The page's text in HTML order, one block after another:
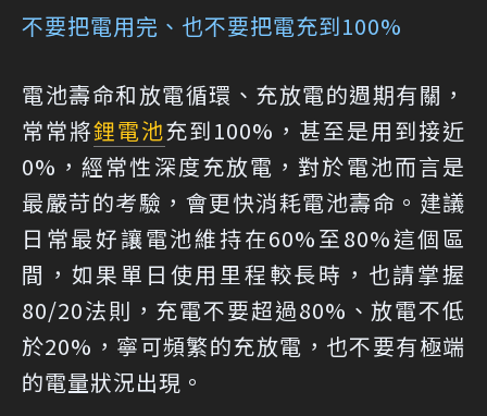
不要把電用完、也不要把電充到100%
電池壽命和放電循環、充放電的週期有關，
常常將鋰電池充到100%，甚至是用到接近
0%，經常性深度充放電，對於電池而言是
最嚴苛的考驗，會更快消耗電池壽命。建議
日常最好讓電池維持在60%至80%這個區
間，如果單日使用里程較長時，也請掌握
80/20法則，充電不要超過80%、放電不低
於20%，寧可頻繁的充放電，也不要有極端
的電量狀況出現。